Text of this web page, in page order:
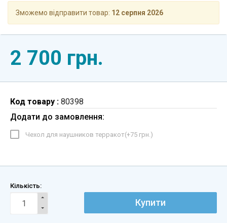
Зможемо відправити товар: 12 серпня 2026
2 700 грн.
Код товару : 80398
Додати до замовлення:
Чехол для наушников терракот(+75 грн.)
Кількість:
Купити